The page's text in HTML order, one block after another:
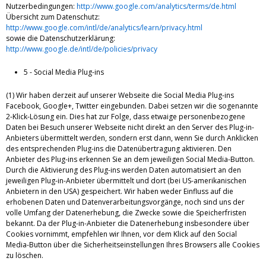
Nutzerbedingungen: http://www.google.com/analytics/terms/de.html
Übersicht zum Datenschutz:
http://www.google.com/intl/de/analytics/learn/privacy.html
sowie die Datenschutzerklärung:
http://www.google.de/intl/de/policies/privacy
5 - Social Media Plug-ins
(1) Wir haben derzeit auf unserer Webseite die Social Media Plug-ins
Facebook, Google+, Twitter eingebunden. Dabei setzen wir die sogenannte
2-Klick-Lösung ein. Dies hat zur Folge, dass etwaige personenbezogene
Daten bei Besuch unserer Webseite nicht direkt an den Server des Plug-in-
Anbieters übermittelt werden, sondern erst dann, wenn Sie durch Anklicken
des entsprechenden Plug-ins die Datenübertragung aktivieren. Den
Anbieter des Plug-ins erkennen Sie an dem jeweiligen Social Media-Button.
Durch die Aktivierung des Plug-ins werden Daten automatisiert an den
jeweiligen Plug-in-Anbieter übermittelt und dort (bei US-amerikanischen
Anbietern in den USA) gespeichert. Wir haben weder Einfluss auf die
erhobenen Daten und Datenverarbeitungsvorgänge, noch sind uns der
volle Umfang der Datenerhebung, die Zwecke sowie die Speicherfristen
bekannt. Da der Plug-in-Anbieter die Datenerhebung insbesondere über
Cookies vornimmt, empfehlen wir Ihnen, vor dem Klick auf den Social
Media-Button über die Sicherheitseinstellungen Ihres Browsers alle Cookies
zu löschen.